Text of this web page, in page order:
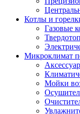
Котлы и
Газовые
Микроклимат
Мойки